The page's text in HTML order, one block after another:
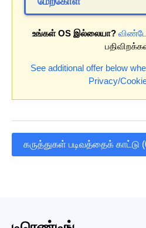
உங்கள் OS இல்லையா?
See additional offer below
Privacy/
கருத்துகள் படிவத்தைக் காட்டு